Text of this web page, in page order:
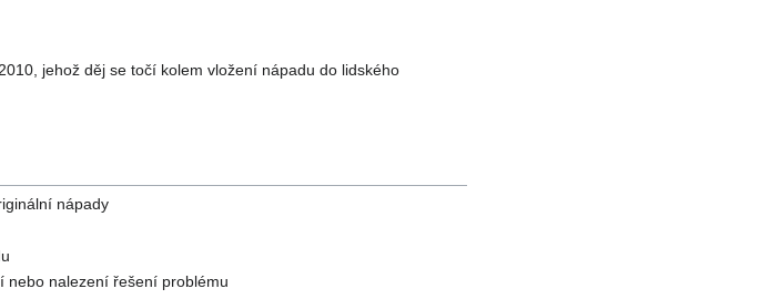
jehož děj se točí kolem vložení nápadu do lidského
nápady
nebo nalezení řešení problému